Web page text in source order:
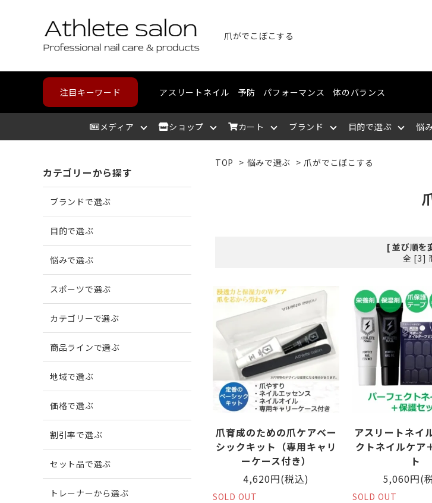
爪がでこぼこする
注目キーワード アスリートネイル 予防 パフォーマンス 体のバランス
メディア ショップ カート ブランド
アスリートサロン
目的で選ぶ
爪を洗う
爪を保湿する 爪
角質を取り除く 筋
悩
爪が割れる
爪が薄い 爪
二枚爪になっている 深
爪がでこぼこする 爪に縦筋がある 爪
爪が反る
野球・高校野球
バスケットボール バ
ボルダリング 空手
柔道 ボウリング ヨ
ハンドケア
爪
スポーツメディカルライン
北海道
中部
TOP > 悩みで選ぶ > 爪がでこぼこする
[ 並び順を
全 [3]
爪育成のための爪ケアベー
シックキット（専用キャリ
ーケース付き）
4,620円(税込)
SOLD OUT
アスリートネイ
クトネイルケア
ト
5,060円(
SOLD OUT
カテゴリーから探す
ブランドで選ぶ
目的で選ぶ
悩みで選ぶ
スポーツで選ぶ
カテゴリーで選ぶ
商品ラインで選ぶ
地域で選ぶ
価格で選ぶ
割引率で選ぶ
セット品で選ぶ
トレーナーから選ぶ